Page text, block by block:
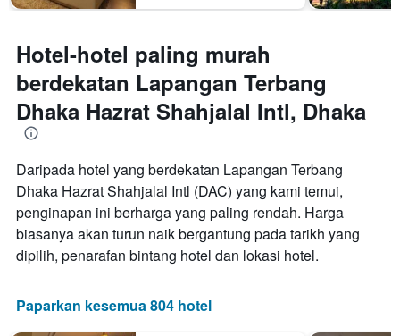
Hotel-hotel paling murah
berdekatan Lapangan Terbang
Dhaka Hazrat Shahjalal Intl, Dhaka
Daripada hotel yang berdekatan Lapangan Terbang
Dhaka Hazrat Shahjalal Intl (DAC) yang kami temui,
penginapan ini berharga yang paling rendah. Harga
biasanya akan turun naik bergantung pada tarikh yang
dipilih, penarafan bintang hotel dan lokasi hotel.
Paparkan kesemua 804 hotel